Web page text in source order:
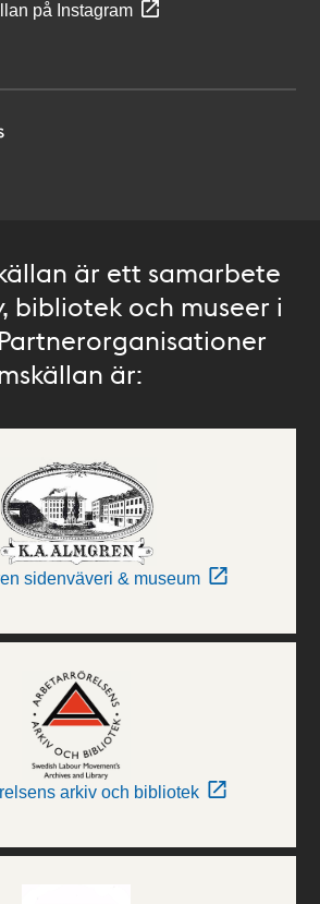
på Instagram
är ett samarbete
bibliotek och museer i
är:
sidenväveri & museum
arkiv och bibliotek